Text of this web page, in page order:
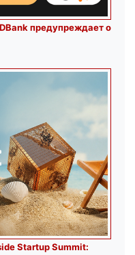
предупреждает о
Startup Summit: